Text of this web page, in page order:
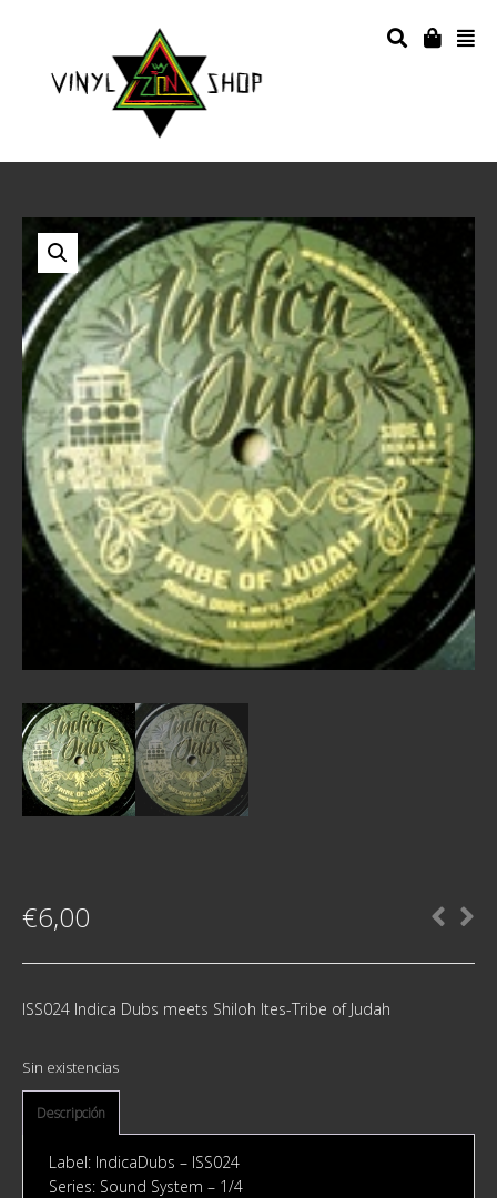
€6,00
ISS024 Indica Dubs meets Shiloh Ites-Tribe of Judah
Sin existencias
Descripción
Label: IndicaDubs ‎– ISS024
Series: Sound System – 1/4